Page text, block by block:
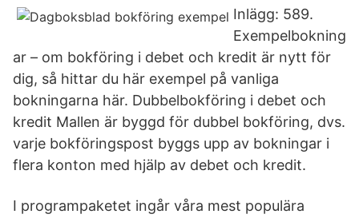
Inlägg: 589.
Exempelbokning
ar – om bokföring i debet och kredit är nytt för
dig, så hittar du här exempel på vanliga
bokningarna här. Dubbelbokföring i debet och
kredit Mallen är byggd för dubbel bokföring, dvs.
varje bokföringspost byggs upp av bokningar i
flera konton med hjälp av debet och kredit.
I programpaketet ingår våra mest populära